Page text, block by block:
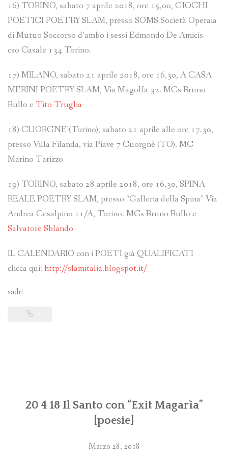
16) TORINO, sabato 7 aprile 2018, ore 15,00, GIOCHI
POETICI POETRY SLAM, presso SOMS Società Operaia
di Mutuo Soccorso d’ambo i sessi Edmondo De Amicis –
cso Casale 134 Torino.
17) MILANO, sabato 21 aprile 2018, ore 16,30, A CASA
MERINI POETRY SLAM, Via Magolfa 32. MCs Bruno
Rullo e Tito Truglia
18) CUORGNE’(Torino), sabato 21 aprile alle ore 17.30,
presso Villa Filanda, via Piave 7 Cuorgnè (TO). MC
Marino Tarizzo
19) TORINO, sabato 28 aprile 2018, ore 16,30, SPINA
REALE POETRY SLAM, presso “Galleria della Spina” Via
Andrea Cesalpino 11/A, Torino. MCs Bruno Rullo e
Salvatore Sblando
IL CALENDARIO con i POETI già QUALIFICATI
clicca qui: http://slamitalia.blogspot.it/
sadri
20 4 18 Il Santo con “Exit Magarìa”
[poesie]
Marzo 28, 2018